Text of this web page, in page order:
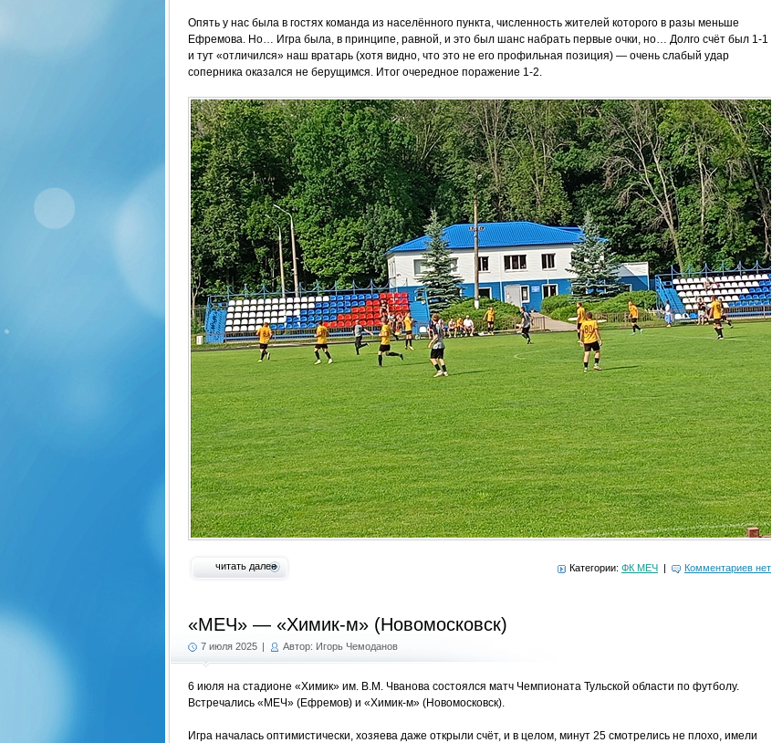
Опять у нас была в гостях команда из населённого пункта, численность жителей которого в разы меньше
Ефремова. Но… Игра была, в принципе, равной, и это был шанс набрать первые очки, но… Долго счёт был 1-1
и тут «отличился» наш вратарь (хотя видно, что это не его профильная позиция) — очень слабый удар
соперника оказался не берущимся. Итог очередное поражение 1-2.
читать далее Категории: ФК МЕЧ | Комментариев нет
«МЕЧ» — «Химик-м» (Новомосковск)
7 июля 2025 | Автор: Игорь Чемоданов
6 июля на стадионе «Химик» им. В.М. Чванова состоялся матч Чемпионата Тульской области по футболу.
Встречались «МЕЧ» (Ефремов) и «Химик-м» (Новомосковск).
Игра началась оптимистически, хозяева даже открыли счёт, и в целом, минут 25 смотрелись не плохо, имели